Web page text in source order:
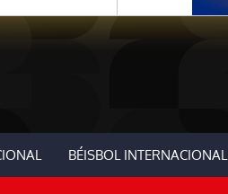
BÉISBOL INTERNACIONAL